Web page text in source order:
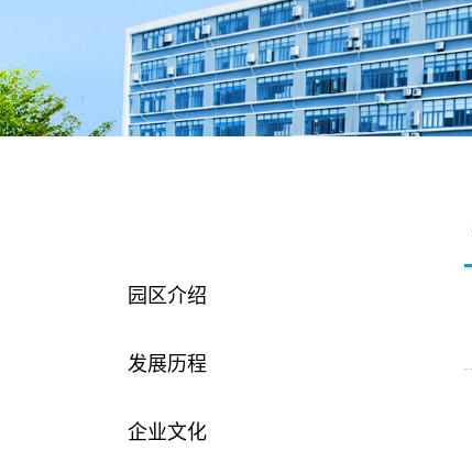
园区介绍
发展历程
企业文化